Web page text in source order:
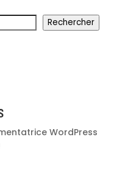
Rechercher
WordPress